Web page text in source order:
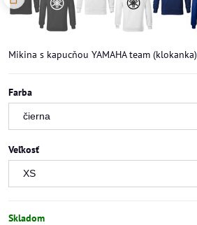
Mikina s kapucňou YAMAHA team (klokanka)
Farba
Veľkosť
Skladom